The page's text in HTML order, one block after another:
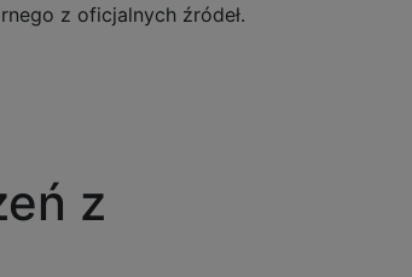
z oficjalnych źródeł.
z